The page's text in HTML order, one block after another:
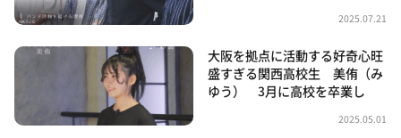
2025.07.21
大阪を拠点に活動する好奇心旺
盛すぎる関西高校生 美侑（み
ゆう） 3月に高校を卒業し
2025.05.01